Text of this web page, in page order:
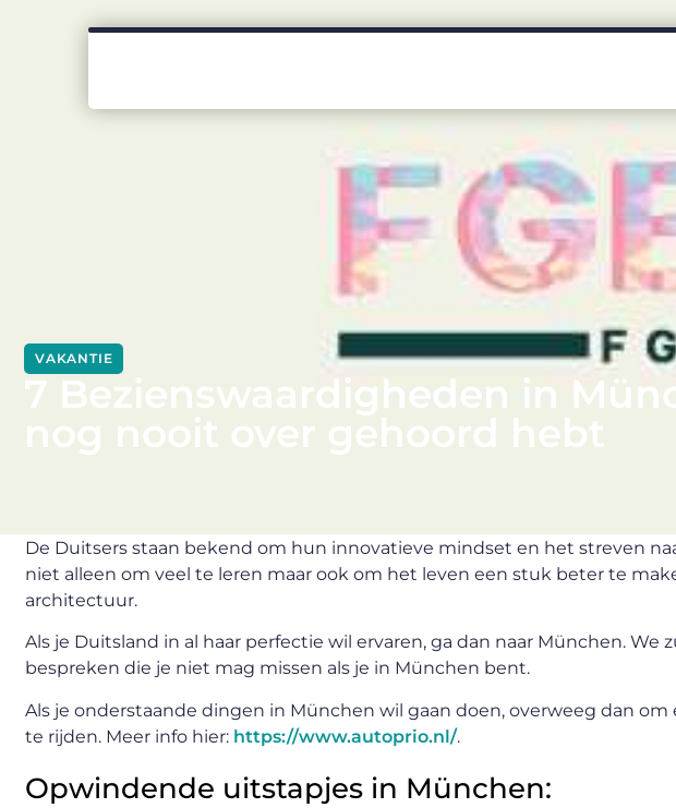
VAKANTIE
7 Bezienswaardigheden in
nog nooit over gehoord hebt
De Duitsers staan bekend om hun innovatieve mindset en het streven
niet alleen om veel te leren maar ook om het leven een stuk beter te
architectuur.
Als je Duitsland in al haar perfectie wil ervaren, ga dan naar München. We
bespreken die je niet mag missen als je in München bent.
Als je onderstaande dingen in München wil gaan doen, overweeg dan
te rijden. Meer info hier: https://www.autoprio.nl/.
Opwindende uitstapjes in München: